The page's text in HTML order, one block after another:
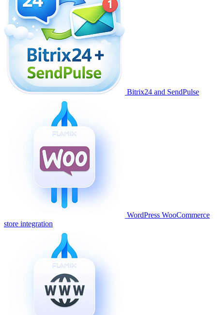
Bitrix24 and SendPulse
WordPress WooCommerce
store integration